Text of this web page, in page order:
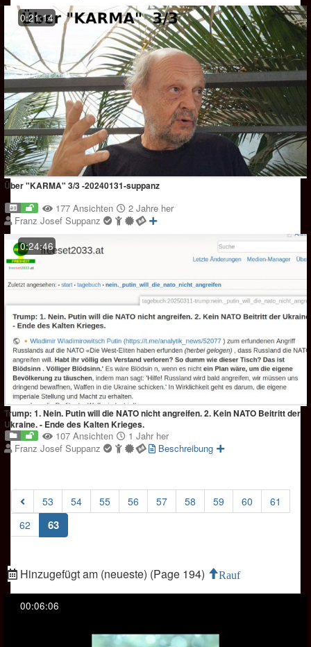
0:21:14
Über "KARMA" 3/3 -20240131-suppanz
177 Ansichten
2 Jahre her
Franz Josef Suppanz
0:24:46
Trump: 1. Nein. Putin will die NATO nicht angreifen. 2. Kein NATO Beitritt der
Ukraine. - Ende des Kalten Krieges.
107 Ansichten
1 Jahr her
Franz Josef Suppanz
Beschreibung
53 54 55 56 57 58 59 60
61
62
63(current)
Hinzugefügt am (neueste) (Page 194) Rauf
00:06:06